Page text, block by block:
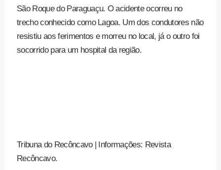
São Roque do Paraguaçu. O acidente ocorreu no
trecho conhecido como Lagoa. Um dos condutores não
resistiu aos ferimentos e morreu no local, já o outro foi
socorrido para um hospital da região.
Tribuna do Recôncavo | Informações: Revista
Recôncavo.